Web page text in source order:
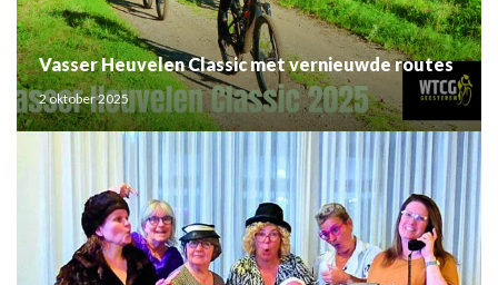
Vasser Heuvelen Classic met vernieuwde routes
2 oktober 2025